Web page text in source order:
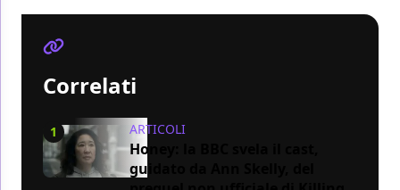
Correlati
1 ARTICOLI
Honey: la BBC svela il cast,
guidato da Ann Skelly, del